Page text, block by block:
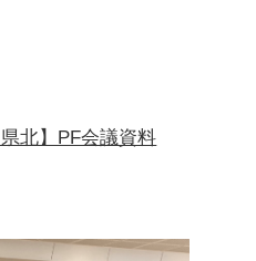
県北】PF会議資料